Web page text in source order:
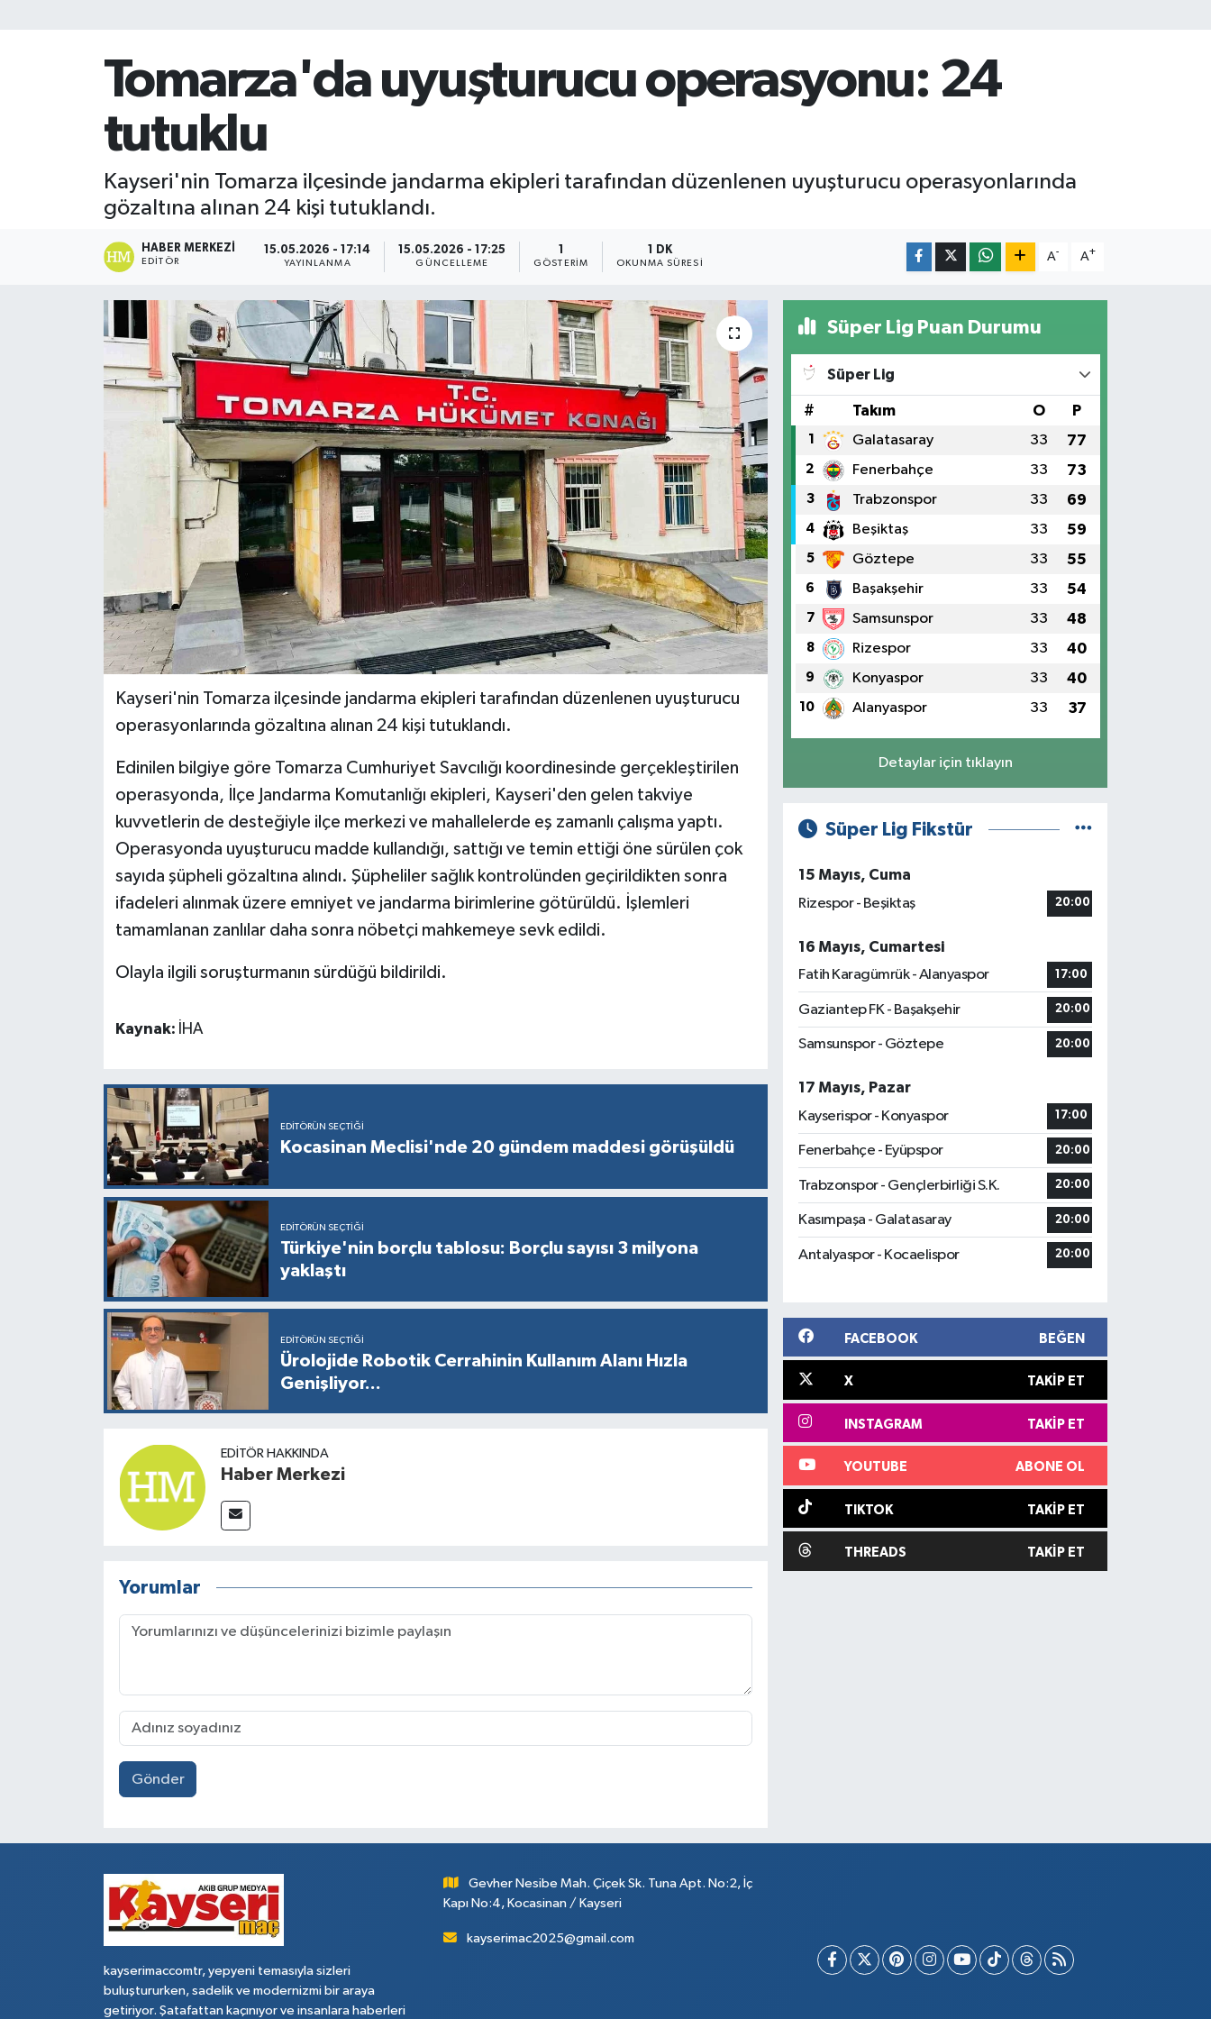
Tomarza'da uyuşturucu operasyonu: 24
tutuklu
Kayseri'nin Tomarza ilçesinde jandarma ekipleri tarafından düzenlenen uyuşturucu operasyonlarında
gözaltına alınan 24 kişi tutuklandı.
HABER MERKEZI
EDITÖR
15.05.2026 - 17:14
YAYINLANMA
15.05.2026 - 17:25
GÜNCELLEME GÖSTERIM
1 DK
OKUNMA SÜRESI
A- A+
Kayseri'nin Tomarza ilçesinde jandarma ekipleri tarafından düzenlenen uyuşturucu
operasyonlarında gözaltına alınan 24 kişi tutuklandı.
Edinilen bilgiye göre Tomarza Cumhuriyet Savcılığı koordinesinde gerçekleştirilen
operasyonda, İlçe Jandarma Komutanlığı ekipleri, Kayseri'den gelen takviye
kuvvetlerin de desteğiyle ilçe merkezi ve mahallelerde eş zamanlı çalışma yaptı.
Operasyonda uyuşturucu madde kullandığı, sattığı ve temin ettiği öne sürülen çok
sayıda şüpheli gözaltına alındı. Şüpheliler sağlık kontrolünden geçirildikten sonra
ifadeleri alınmak üzere emniyet ve jandarma birimlerine götürüldü. İşlemleri
tamamlanan zanlılar daha sonra nöbetçi mahkemeye sevk edildi.
Olayla ilgili soruşturmanın sürdüğü bildirildi.
Kaynak: İHA
EDITÖRÜN SEÇTIĞI
Kocasinan Meclisi'nde 20 gündem maddesi görüşüldü
EDITÖRÜN SEÇTIĞI
Türkiye'nin borçlu tablosu: Borçlu sayısı 3 milyona
yaklaştı
EDITÖRÜN SEÇTIĞI
Ürolojide Robotik Cerrahinin Kullanım Alanı Hızla
Genişliyor...
EDITÖR HAKKINDA
Haber Merkezi
Yorumlar
Gönder
Süper Lig Puan Durumu
Süper Lig
# Takım O P
1 Galatasaray 33 77
2 Fenerbahçe 33 73
3 Trabzonspor 33 69
4 Beşiktaş 33 59
5 Göztepe 33 55
6 Başakşehir 33 54
7 Samsunspor 33 48
8 Rizespor 33 40
9 Konyaspor 33 40
10 Alanyaspor 33 37
Detaylar için tıklayın
Süper Lig Fikstür
15 Mayıs, Cuma
Rizespor - Beşiktaş
20:00
16 Mayıs, Cumartesi
Fatih Karagümrük - Alanyaspor
17:00
Gaziantep FK - Başakşehir 20:00
Samsunspor - Göztepe 20:00
17 Mayıs, Pazar
Kayserispor - Konyaspor
17:00
Fenerbahçe - Eyüpspor 20:00
Trabzonspor - Gençlerbirliği S.K. 20:00
Kasımpaşa - Galatasaray 20:00
Antalyaspor - Kocaelispor 20:00
FACEBOOK BEĞEN
X TAKIP ET
INSTAGRAM TAKIP ET
YOUTUBE ABONE OL
TIKTOK TAKIP ET
THREADS TAKIP ET
kayserimaccomtr, yepyeni temasıyla sizleri
buluştururken, sadelik ve modernizmi bir araya
getiriyor. Şatafattan kaçınıyor ve insanlara haberleri
Gevher Nesibe Mah. Çiçek Sk. Tuna Apt. No:2, İç
Kapı No:4, Kocasinan / Kayseri
kayserimac2025@gmail.com